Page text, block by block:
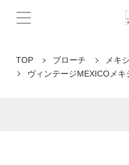
TOP ブローチ
メキ
ヴィンテージMEXICOメキ